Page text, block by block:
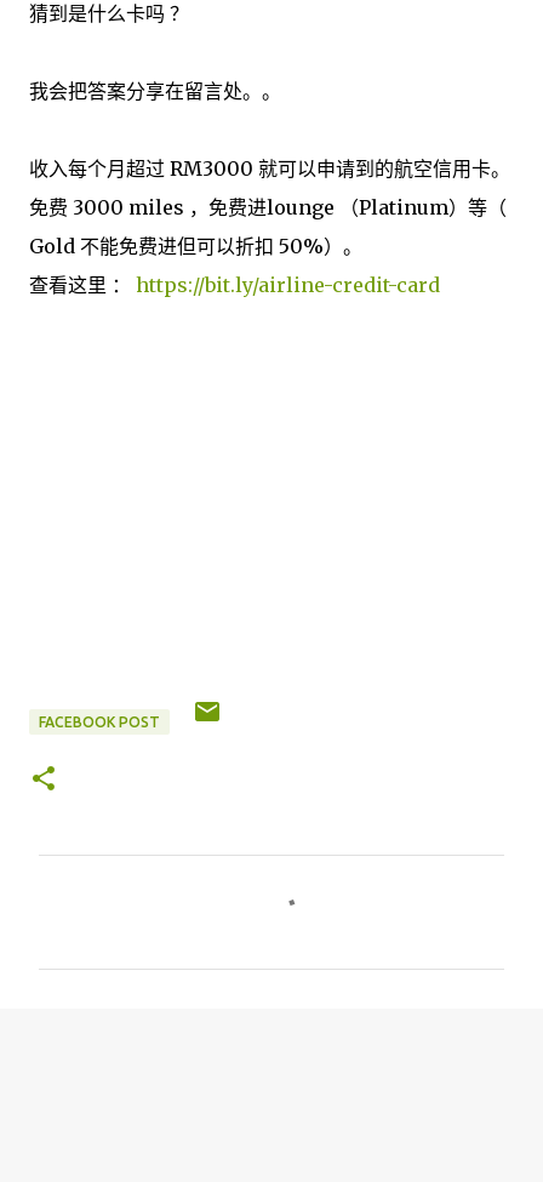
猜到是什么卡吗 ？
我会把答案分享在留言处。。
收入每个月超过 RM3000 就可以申请到的航空信用卡。
免费 3000 miles ，免费进lounge （Platinum）等（
Gold 不能免费进但可以折扣 50%）。
查看这里 ： https://bit.ly/airline-credit-card
FACEBOOK POST